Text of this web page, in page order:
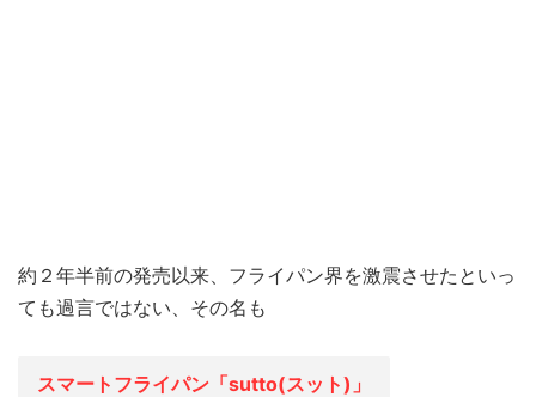
約２年半前の発売以来、フライパン界を激震させたといっ
ても過言ではない、その名も
スマートフライパン「sutto(スット)」